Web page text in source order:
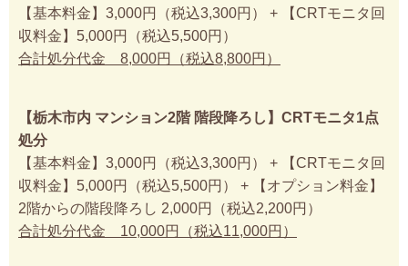
【基本料金】3,000円（税込3,300円） + 【CRTモニタ回
収料金】5,000円（税込5,500円）
合計処分代金 8,000円（税込8,800円）
【栃木市内 マンション2階 階段降ろし】CRTモニタ1点
処分
【基本料金】3,000円（税込3,300円） + 【CRTモニタ回
収料金】5,000円（税込5,500円） + 【オプション料金】
2階からの階段降ろし 2,000円（税込2,200円）
合計処分代金 10,000円（税込11,000円）